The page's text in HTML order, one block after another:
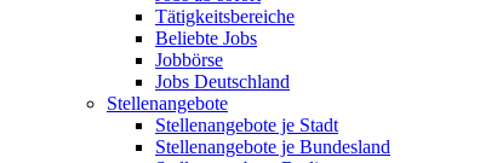
Tätigkeitsbereiche
Beliebte Jobs
Jobbörse
Jobs Deutschland
Stellenangebote
Stellenangebote je Stadt
Stellenangebote je Bundesland